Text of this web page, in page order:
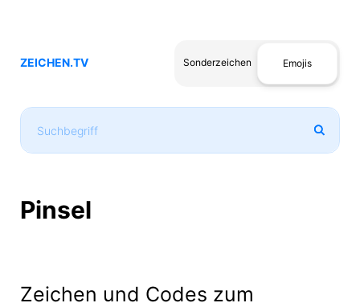
ZEICHEN.TV Sonderzeichen Emojis
Pinsel
Zeichen und Codes zum